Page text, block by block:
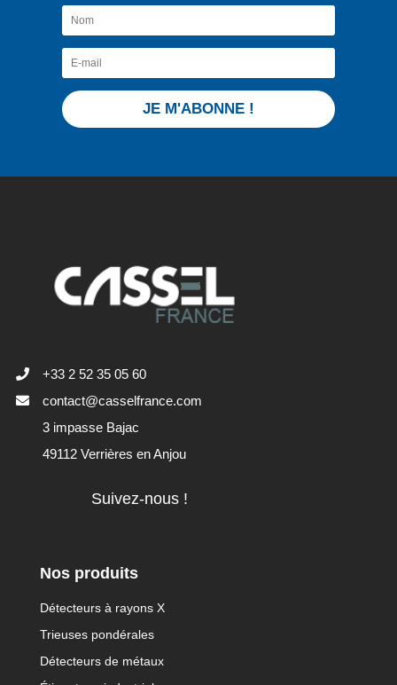
JE M'ABONNE !
+33 2 52 35 05 60
contact@casselfrance.com
3 impasse Bajac
49112 Verrières en Anjou
Suivez-nous !
Nos produits
Détecteurs à rayons X
Trieuses pondérales
Détecteurs de métaux